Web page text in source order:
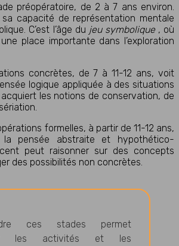
préopératoire, de 2 à 7 ans environ.
sa capacité de représentation mentale
C’est l’âge du jeu symbolique , où
place importante dans l’exploration
concrètes, de 7 à 11-12 ans, voit
logique appliquée à des situations
acquiert les notions de conservation, de
formelles, à partir de 11-12 ans,
la pensée abstraite et hypothético-
peut raisonner sur des concepts
des possibilités non concrètes.
ces stades permet
les activités et les